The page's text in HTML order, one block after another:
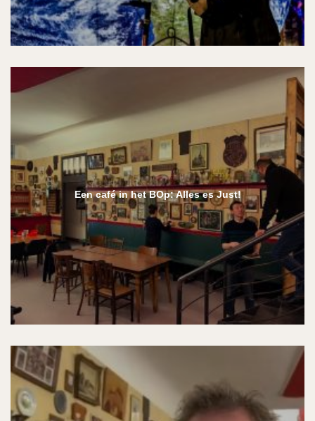
Een café in het BOp: Alles es Just!